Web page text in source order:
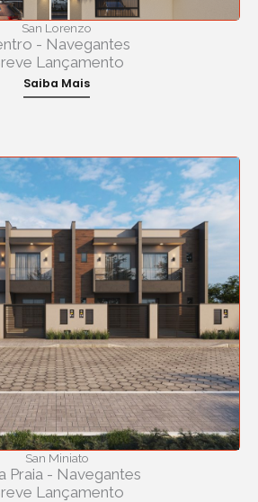
San Lorenzo
- Navegantes
Lançamento
Saiba Mais
San Miniato
Praia - Navegantes
Lançamento